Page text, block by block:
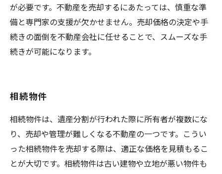
が必要です。不動産を売却するにあたっては、慎重な準
備と専門家の支援が欠かせません。売却価格の決定や手
続きの面倒を不動産会社に任せることで、スムーズな手
続きが可能になります。
相続物件
相続物件は、遺産分割が行われた際に所有者が複数にな
り、売却や管理が難しくなる不動産の一つです。こうい
った相続物件を売却する際は、適正な価格を見積もるこ
とが大切です。相続物件は古い建物や立地が悪い物件も